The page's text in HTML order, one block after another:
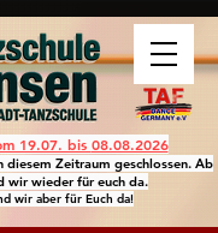
19.07. bis 08.08.2026
diesem Zeitraum geschlossen. Ab
wir wieder für euch da.
wir aber für Euch da!